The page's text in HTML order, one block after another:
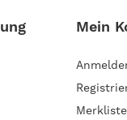
Mein
Merkliste